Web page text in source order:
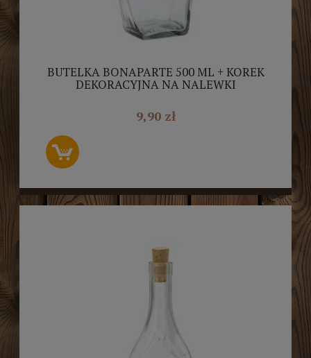
BUTELKA BONAPARTE 500 ML + KOREK
DEKORACYJNA NA NALEWKI
9,90 zł